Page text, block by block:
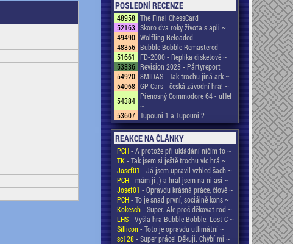
POSLEDNÍ RECENZE
48958 The Final ChessCard
52163 Skoro dva roky života s apli ~
49490 Wolfling Reloaded
48356 Bubble Bobble Remastered
51661
FD-2000 - Replika disketové ~
53336 Revision 2023 - Pártyreport
54920 8MIDAS - Tak trochu jiná ark ~
54068 GP Cars - česká závodní hra! ~
54384 Přenosný Commodore 64 - uHel
~
53607 Tupouni 1 a Tupouni 2
REAKCE NA ČLÁNKY
PCH- A protože při ukládání ničím fo ~
TK- Tak jsem si ještě trochu víc hrá ~
Josef01 - Já jsem upravil vzhled šach ~
PCH- mám ji ;) a hral jsem na ni asi ~
Josef01 - Opravdu krásná práce, člově ~
PCH- To je snad první, sociálně kons ~
Kokesch- Super. Ale proč děkovat rod ~
LHS- Vyšla hra Bubble Bobble: Lost C ~
Sillicon- Toto je opravdu utlimátní ~
sc128- Super práce! Děkuji. Chybí mi ~